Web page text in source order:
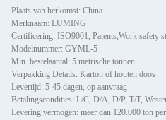
Plaats van herkomst: China
Merknaam: LUMING
Certificering: ISO9001, Patents,Work safety
Modelnummer: GYML-5
Min. bestelaantal: 5 metrische tonnen
Verpakking Details: Karton of houten doos
Levertijd: 5-45 dagen, op aanvraag
Betalingscondities: L/C, D/A, D/P, T/T,